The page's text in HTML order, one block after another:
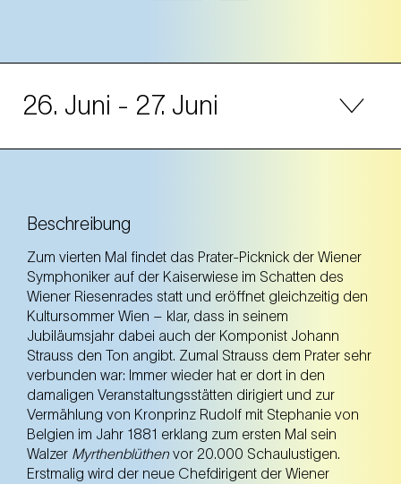
26. Juni - 27. Juni
Kaiserwiese (2. Bezirk)
Voraufführung
27. Juni
Freitag
19.30 Uhr
Kaiserwiese (2. Bezirk)
Kaiserwiese (2. Bezirk)
Beschreibung
Zum vierten Mal findet das Prater-Picknick der Wiener
Symphoniker auf der Kaiserwiese im Schatten des
Wiener Riesenrades statt und eröffnet gleichzeitig den
Kultursommer Wien – klar, dass in seinem
Jubiläumsjahr dabei auch der Komponist Johann
Strauss den Ton angibt. Zumal Strauss dem Prater sehr
verbunden war: Immer wieder hat er dort in den
damaligen Veranstaltungsstätten dirigiert und zur
Vermählung von Kronprinz Rudolf mit Stephanie von
Belgien im Jahr 1881 erklang zum ersten Mal sein
Walzer Myrthenblüthen vor 20.000 Schaulustigen.
Erstmalig wird der neue Chefdirigent der Wiener